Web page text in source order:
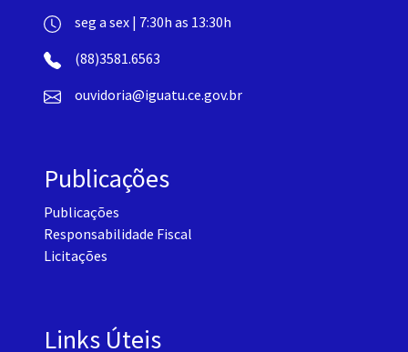
seg a sex | 7:30h as 13:30h
(88)3581.6563
ouvidoria@iguatu.ce.gov.br
Publicações
Publicações
Responsabilidade Fiscal
Licitações
Links Úteis